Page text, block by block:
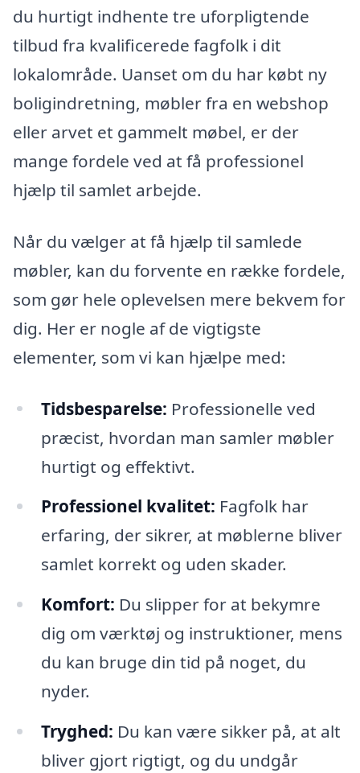
du hurtigt indhente tre uforpligtende
tilbud fra kvalificerede fagfolk i dit
lokalområde. Uanset om du har købt ny
boligindretning, møbler fra en webshop
eller arvet et gammelt møbel, er der
mange fordele ved at få professionel
hjælp til samlet arbejde.
Når du vælger at få hjælp til samlede
møbler, kan du forvente en række fordele,
som gør hele oplevelsen mere bekvem for
dig. Her er nogle af de vigtigste
elementer, som vi kan hjælpe med:
Tidsbesparelse: Professionelle ved
præcist, hvordan man samler møbler
hurtigt og effektivt.
Professionel kvalitet: Fagfolk har
erfaring, der sikrer, at møblerne bliver
samlet korrekt og uden skader.
Komfort: Du slipper for at bekymre
dig om værktøj og instruktioner, mens
du kan bruge din tid på noget, du
nyder.
Tryghed: Du kan være sikker på, at alt
bliver gjort rigtigt, og du undgår